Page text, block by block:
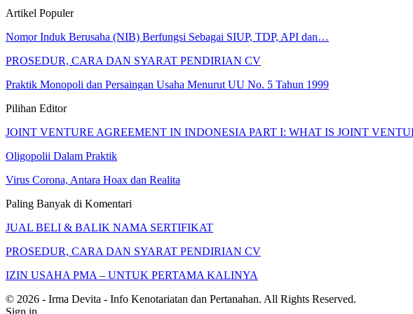
Artikel Populer
Nomor Induk Berusaha (NIB) Berfungsi Sebagai SIUP, TDP, API dan…
PROSEDUR, CARA DAN SYARAT PENDIRIAN CV
Praktik Monopoli dan Persaingan Usaha Menurut UU No. 5 Tahun 1999
Pilihan Editor
JOINT VENTURE AGREEMENT IN INDONESIA PART I: WHAT IS JOINT
Oligopolii Dalam Praktik
Virus Corona, Antara Hoax dan Realita
Paling Banyak di Komentari
JUAL BELI & BALIK NAMA SERTIFIKAT
PROSEDUR, CARA DAN SYARAT PENDIRIAN CV
IZIN USAHA PMA – UNTUK PERTAMA KALINYA
© 2026 - Irma Devita - Info Kenotariatan dan Pertanahan. All Rights Reserved.